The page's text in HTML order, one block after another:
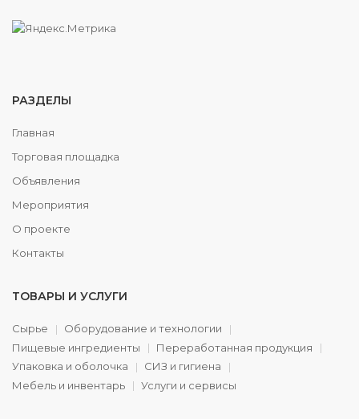
РАЗДЕЛЫ
Главная
Торговая площадка
Объявления
Мероприятия
О проекте
Контакты
ТОВАРЫ И УСЛУГИ
Сырье
Оборудование и технологии
Пищевые ингредиенты
Переработанная продукция
Упаковка и оболочка
СИЗ и гигиена
Мебель и инвентарь
Услуги и сервисы